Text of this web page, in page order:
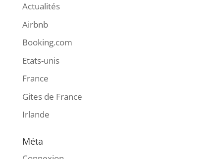
Actualités
Airbnb
Booking.com
Etats-unis
France
Gites de France
Irlande
Méta